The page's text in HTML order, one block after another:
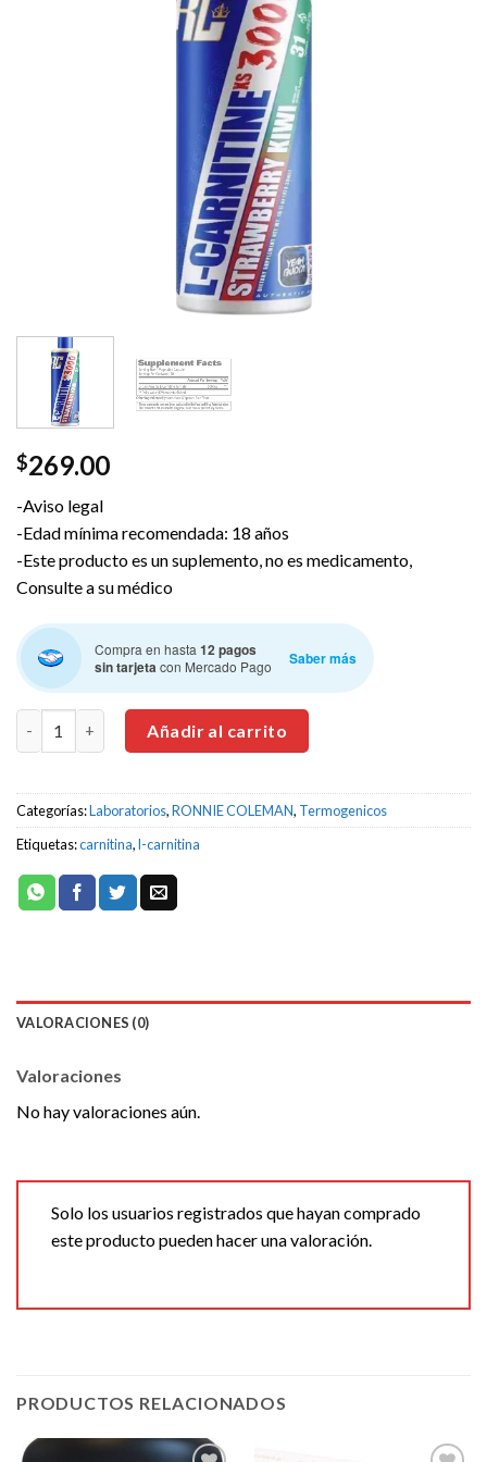
$269.00
-Aviso legal
-Edad mínima recomendada: 18 años
-Este producto es un suplemento, no es medicamento,
Consulte a su médico
Compra en hasta 12 pagos
sin tarjetacon Mercado Pago Saber más
Añadir al carrito
Categorías:Laboratorios,RONNIE COLEMAN, Termogenicos
Etiquetas:carnitina,l-carnitina
VALORACIONES (0)
Valoraciones
No hay valoraciones aún.
Solo los usuarios registrados que hayan comprado
este producto pueden hacer una valoración.
PRODUCTOS RELACIONADOS